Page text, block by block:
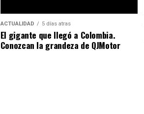
ACTUALIDAD 5 días atras
El gigante que llegó a Colombia.
Conozcan la grandeza de QJMotor